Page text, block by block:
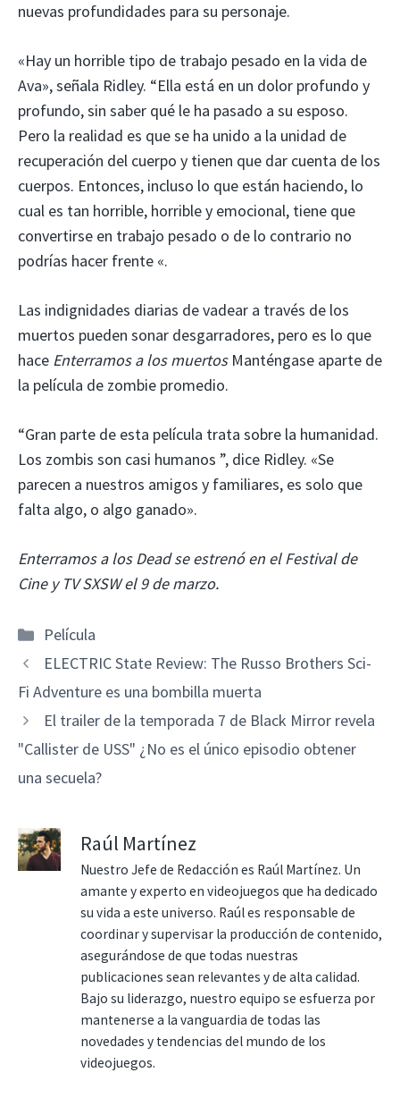
nuevas profundidades para su personaje.
«Hay un horrible tipo de trabajo pesado en la vida de
Ava», señala Ridley. “Ella está en un dolor profundo y
profundo, sin saber qué le ha pasado a su esposo.
Pero la realidad es que se ha unido a la unidad de
recuperación del cuerpo y tienen que dar cuenta de los
cuerpos. Entonces, incluso lo que están haciendo, lo
cual es tan horrible, horrible y emocional, tiene que
convertirse en trabajo pesado o de lo contrario no
podrías hacer frente «.
Las indignidades diarias de vadear a través de los
muertos pueden sonar desgarradores, pero es lo que
hace Enterramos a los muertosManténgase aparte de
la película de zombie promedio.
“Gran parte de esta película trata sobre la humanidad.
Los zombis son casi humanos ”, dice Ridley. «Se
parecen a nuestros amigos y familiares, es solo que
falta algo, o algo ganado».
Enterramos a los Dead se estrenó en el Festival de
Cine y TV SXSW el 9 de marzo.
Categorías
Película
ELECTRIC State Review: The Russo Brothers Sci-
Fi Adventure es una bombilla muerta
El trailer de la temporada 7 de Black Mirror revela
"Callister de USS" ¿No es el único episodio obtener
una secuela?
Raúl Martínez
Nuestro Jefe de Redacción es Raúl Martínez. Un
amante y experto en videojuegos que ha dedicado
su vida a este universo. Raúl es responsable de
coordinar y supervisar la producción de contenido,
asegurándose de que todas nuestras
publicaciones sean relevantes y de alta calidad.
Bajo su liderazgo, nuestro equipo se esfuerza por
mantenerse a la vanguardia de todas las
novedades y tendencias del mundo de los
videojuegos.